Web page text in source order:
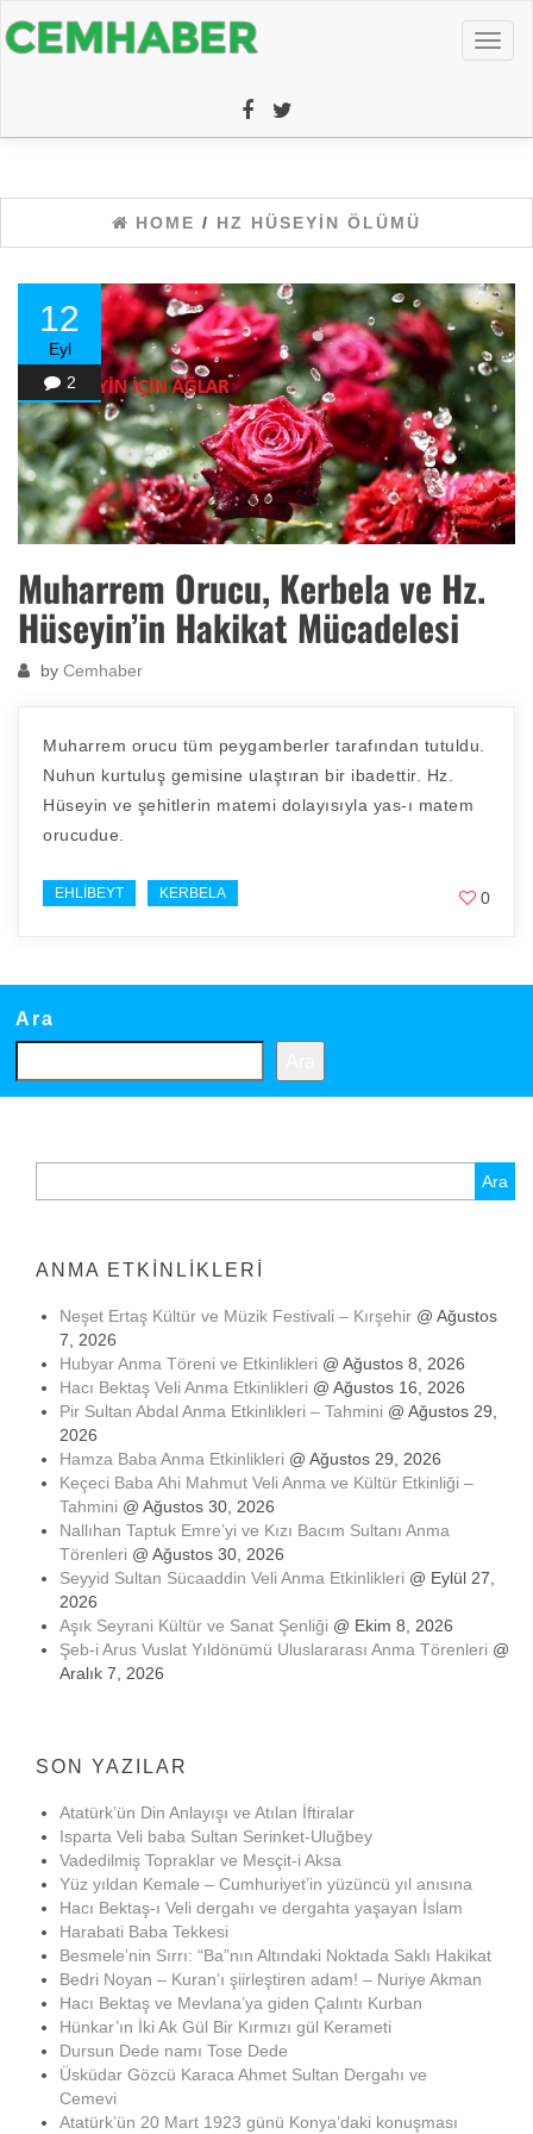
HOME / HZ HÜSEYIN ÖLÜMÜ
12
Eyl
2
Muharrem Orucu, Kerbela ve Hz.
Hüseyin’in Hakikat Mücadelesi
by Cemhaber
Muharrem orucu tüm peygamberler tarafından tutuldu.
Nuhun kurtuluş gemisine ulaştıran bir ibadettir. Hz.
Hüseyin ve şehitlerin matemi dolayısıyla yas-ı matem
orucudue.
EHLIBEYT KERBELA 0
Ara
ANMA ETKINLIKLERI
Neşet Ertaş Kültür ve Müzik Festivali – Kırşehir @ Ağustos
7, 2026
Hubyar Anma Töreni ve Etkinlikleri @ Ağustos 8, 2026
Hacı Bektaş Veli Anma Etkinlikleri @ Ağustos 16, 2026
Pir Sultan Abdal Anma Etkinlikleri – Tahmini @ Ağustos 29,
2026
Hamza Baba Anma Etkinlikleri @ Ağustos 29, 2026
Keçeci Baba Ahi Mahmut Veli Anma ve Kültür Etkinliği –
Tahmini @ Ağustos 30, 2026
Nallıhan Taptuk Emre’yi ve Kızı Bacım Sultanı Anma
Törenleri @ Ağustos 30, 2026
Seyyid Sultan Sücaaddin Veli Anma Etkinlikleri @ Eylül 27,
2026
Aşık Seyrani Kültür ve Sanat Şenliği @ Ekim 8, 2026
Şeb-i Arus Vuslat Yıldönümü Uluslararası Anma Törenleri @
Aralık 7, 2026
SON YAZILAR
Atatürk’ün Din Anlayışı ve Atılan İftiralar
Isparta Veli baba Sultan Serinket-Uluğbey
Vadedilmiş Topraklar ve Mesçit-i Aksa
Yüz yıldan Kemale – Cumhuriyet’in yüzüncü yıl anısına
Hacı Bektaş-ı Veli dergahı ve dergahta yaşayan İslam
Harabati Baba Tekkesi
Besmele’nin Sırrı: “Ba”nın Altındaki Noktada Saklı Hakikat
Bedri Noyan – Kuran’ı şiirleştiren adam! – Nuriye Akman
Hacı Bektaş ve Mevlana’ya giden Çalıntı Kurban
Hünkar’ın İki Ak Gül Bir Kırmızı gül Kerameti
Dursun Dede namı Tose Dede
Üsküdar Gözcü Karaca Ahmet Sultan Dergahı ve
Cemevi
Atatürk’ün 20 Mart 1923 günü Konya’daki konuşması